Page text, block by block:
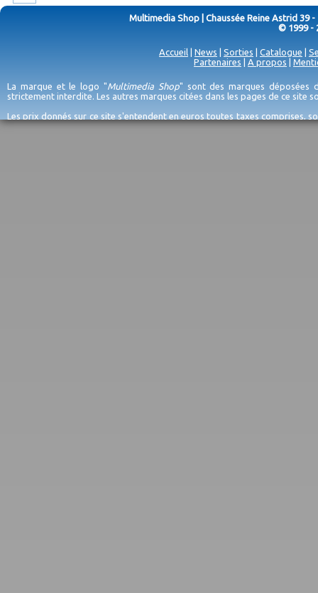
Multimedia Shop | Chaussée Reine Astrid 39 -
© 1999 -
Accueil News Sorties Catalogue
Partenaires
A propos
La marque et le logo "Multimedia Shop" sont des marques déposées
strictement interdite. Les autres marques citées dans les pages de ce site
Les prix donnés sur ce site s'entendent en euros toutes taxes comprises,
erreurs d'encodage, et sauf épuisement du stock et/ou impossibilité de